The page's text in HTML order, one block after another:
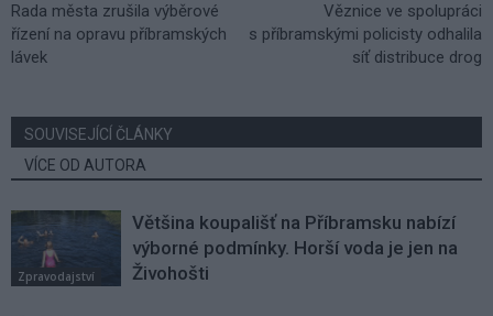
Rada města zrušila výběrové
řízení na opravu příbramských
lávek
Věznice ve spolupráci
s příbramskými policisty odhalila
síť distribuce drog
SOUVISEJÍCÍ ČLÁNKY
VÍCE OD AUTORA
Zpravodajství
Většina koupališť na Příbramsku nabízí
výborné podmínky. Horší voda je jen na
Živohošti